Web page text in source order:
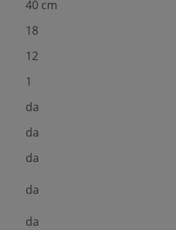
40 cm
18
12
1
da
da
da
da
da